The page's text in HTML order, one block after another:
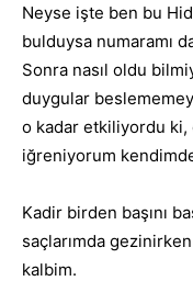
Neyse işte ben bu
bulduysa numaramı
Sonra nasıl oldu
duygular
o kadar etkiliyordu ki,
iğreniyorum
Kadir birden başını
saçlarımda
kalbim.